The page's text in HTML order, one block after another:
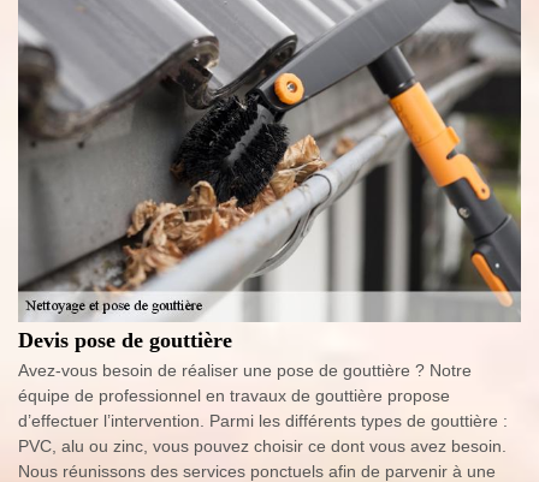
Devis pose de gouttière
Avez-vous besoin de réaliser une pose de gouttière ? Notre
équipe de professionnel en travaux de gouttière propose
d’effectuer l’intervention. Parmi les différents types de gouttière :
PVC, alu ou zinc, vous pouvez choisir ce dont vous avez besoin.
Nous réunissons des services ponctuels afin de parvenir à une